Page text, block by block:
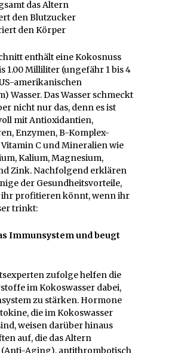
das Altern
den Blutzucker
den Körper
enthält eine Kokosnuss
1.00 Milliliter (ungefähr 1 bis 4
amerikanischen
Wasser. Das Wasser schmeckt
nicht nur das, denn es ist
mit Antioxidantien,
Enzymen, B-Komplex-
C und Mineralien wie
Kalium, Magnesium,
Zink. Nachfolgend erklären
der Gesundheitsvorteile,
ihr profitieren könnt, wenn ihr
trinkt:
Immunsystem und beugt
zufolge helfen die
im Kokoswasser dabei,
zu stärken. Hormone
die im Kokoswasser
weisen darüber hinaus
auf, die das Altern
Aging), antithrombotisch